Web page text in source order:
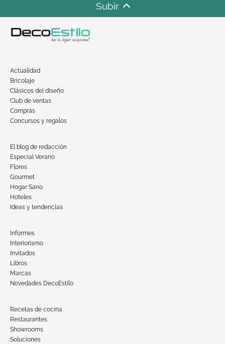
Subir
Actualidad
Bricolaje
Clásicos del diseño
Club de ventas
Compras
Concursos y regalos
El blog de redacción
Especial Verano
Flores
Gourmet
Hogar Sano
Hoteles
Ideas y tendencias
Informes
Interiorismo
Invitados
Libros
Marcas
Novedades DecoEstilo
Recetas de cocina
Restaurantes
Showrooms
Soluciones